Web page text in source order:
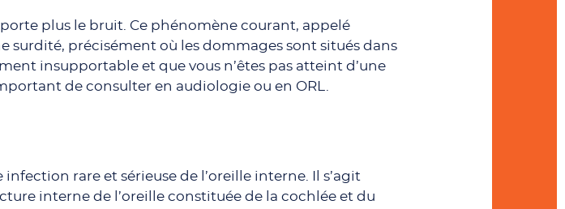
plus le bruit. Ce phénomène courant, appelé
surdité, précisément où les dommages sont situés dans
insupportable et que vous n’êtes pas atteint d’une
de consulter en audiologie ou en ORL.
rare et sérieuse de l’oreille interne. Il s’agit
interne de l’oreille constituée de la cochlée et du